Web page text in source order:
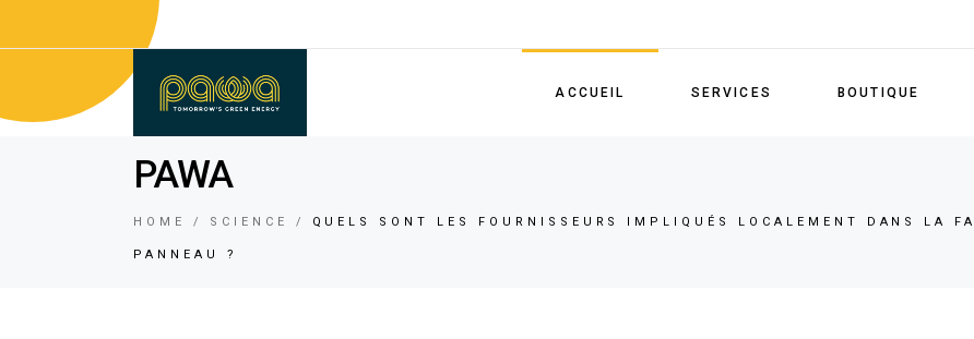
ACCUEIL SERVICES BOUTIQUE
PAWA
HOME SCIENCE QUELS SONT LES FOURNISSEURS IMPLIQUÉS LOCALEMENT DANS LA
PANNEAU ?